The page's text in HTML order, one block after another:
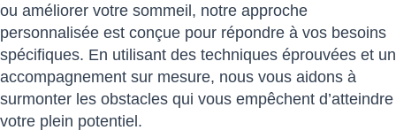
ou améliorer votre sommeil, notre approche
personnalisée est conçue pour répondre à vos besoins
spécifiques. En utilisant des techniques éprouvées et un
accompagnement sur mesure, nous vous aidons à
surmonter les obstacles qui vous empêchent d’atteindre
votre plein potentiel.